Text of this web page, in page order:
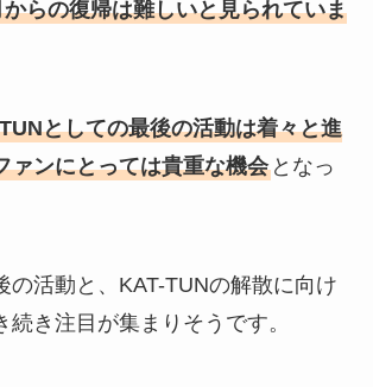
からの復帰は難しいと見られていま
としての最後の活動は着々と進
ァンにとっては貴重な機会となっ
の活動と、KAT-TUNの解散に向け
続き注目が集まりそうです。